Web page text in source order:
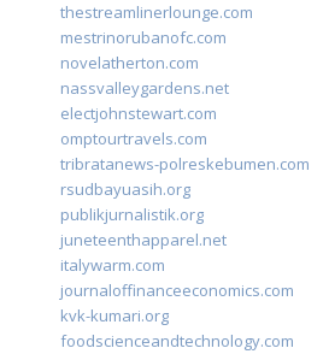
thestreamlinerlounge.com
mestrinorubanofc.com
novelatherton.com
nassvalleygardens.net
electjohnstewart.com
omptourtravels.com
tribratanews-polreskebumen.com
rsudbayuasih.org
publikjurnalistik.org
juneteenthapparel.net
italywarm.com
journaloffinanceeconomics.com
kvk-kumari.org
foodscienceandtechnology.com